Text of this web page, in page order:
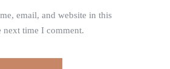
email, and website in this
next time I comment.